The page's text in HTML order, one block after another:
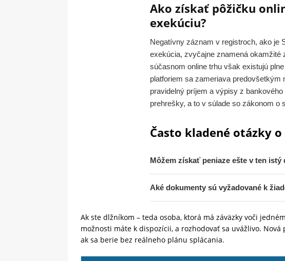
Ako získať pôžičku
exekúciu?
Negatívny záznam v registroch, ako je
exekúcia, zvyčajne znamená
súčasnom online trhu však existujú
platforiem sa zameriava
pravidelný príjem a výpisy z
prehrešky, a to v súlade so zákonom o
Často kladené otázky
Môžem získať peniaze ešte v ten istý
Aké dokumenty sú vyžadované k
Ak ste dlžníkom – teda osoba, ktorá má záväzky voči
možnosti máte k dispozícii, a rozhodovať sa uvážlivo.
ak sa berie bez reálneho plánu splácania.